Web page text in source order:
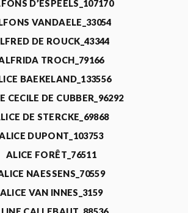
D’ESPEELS_107170
VANDAELE_33054
DE ROUCK_43344
TROCH_79166
BAEKELAND_133556
CECILE DE CUBBER_96292
DE STERCKE_69868
DUPONT_103753
ALICE FORÊT_76511
NAESSENS_70559
ALICE VAN INNES_3159